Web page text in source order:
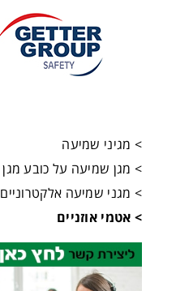
> מגיני שמיעה
> מגן שמיעה על כובע מגן
> מגני שמיעה אלקטרוניים
> אטמי אוזניים